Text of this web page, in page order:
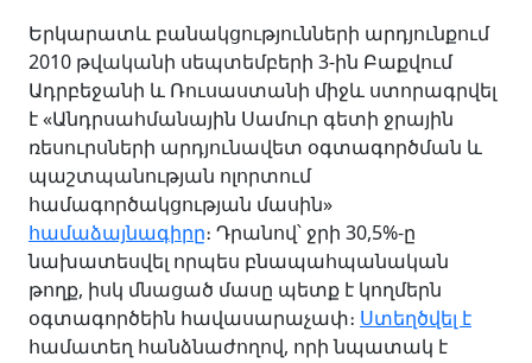
Երկարատև բանակցությունների արդյունքում
2010 թվականի սեպտեմբերի 3-ին Բաքվում
Ադրբեջանի և Ռուսաստանի միջև ստորագրվել
է «Անդրսահմանային Սամուր գետի ջրային
ռեսուրսների արդյունավետ օգտագործման և
պաշտպանության ոլորտում
համագործակցության մասին»
համաձայնագիրը։ Դրանով՝ ջրի 30,5%-ը
նախատեսվել որպես բնապահպանական
թողք, իսկ մնացած մասը պետք է կողմերն
օգտագործեին հավասարաչափ։ Ստեղծվել է
համատեղ հանձնաժողով, որի նպատակ է